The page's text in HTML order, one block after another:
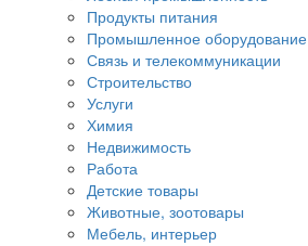
Продукты питания
Промышленное оборудование
Связь и телекоммуникации
Строительство
Услуги
Химия
Недвижимость
Работа
Детские товары
Животные, зоотовары
Мебель, интерьер